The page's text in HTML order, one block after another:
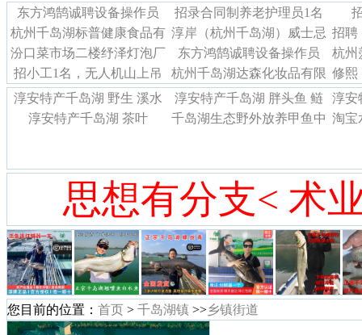
东方鸿鹄诚聘设备操作员
（10名）
招录合同制养老护理员1名
杭州千岛湖标普健康食品有
限公司诚聘
淳岸（杭州千岛湖）威士忌
酿造有限公司招聘
招聘
容
汾口菜市场二楼纾泽灯泡厂
招聘临时工
东方鸿鹄诚聘设备操作员
（10名）
杭州
招小工1名，无人机山上吊
毛竹绑绳，地址在新登
杭州千岛湖达森化妆品有限
公司招聘网络运营，平面设
计
修熙
淳安特产千岛湖 野生 溪水
鱼干
淳安特产千岛湖 胖头鱼 鲢
鱼
淳安
淳安特产千岛湖 茶叶
千岛湖生态野外放养甲鱼中 淘宝
思想有分支< 术
您目前的位置： 首页 > 千岛湖镇 >>乡镇街道